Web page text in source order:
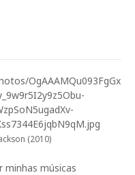
(2010)
minhas músicas